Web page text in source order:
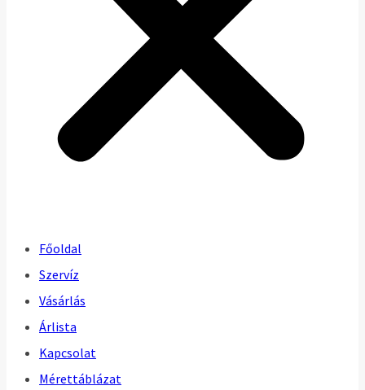
Főoldal
Szervíz
Vásárlás
Árlista
Kapcsolat
Mérettáblázat